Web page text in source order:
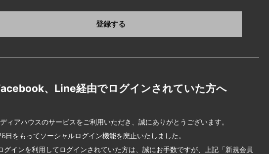
登録する
、Line経由でログインされていた方へ
ィアハウスのサービスをご利用いただき、誠にありがとうございます。
日をもってソーシャルログイン機能を廃止いたしました。
グインを利用してログインされていた方は、誠にお手数ですが、上記「新規会員